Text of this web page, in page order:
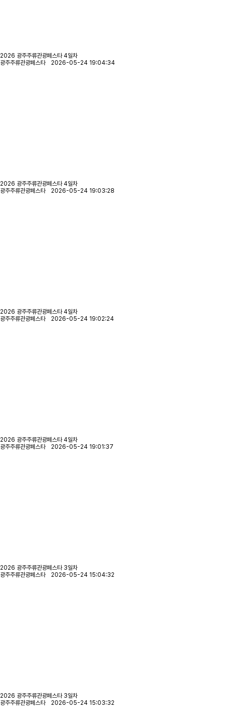
2026 광주주류관광페스타 4일차
광주주류관광페스타 2026-05-24 19:04:34
2026 광주주류관광페스타 4일차
광주주류관광페스타 2026-05-24 19:03:28
2026 광주주류관광페스타 4일차
광주주류관광페스타 2026-05-24 19:02:24
2026 광주주류관광페스타 4일차
광주주류관광페스타 2026-05-24 19:01:37
2026 광주주류관광페스타 3일차
광주주류관광페스타 2026-05-24 15:04:32
2026 광주주류관광페스타 3일차
광주주류관광페스타 2026-05-24 15:03:32